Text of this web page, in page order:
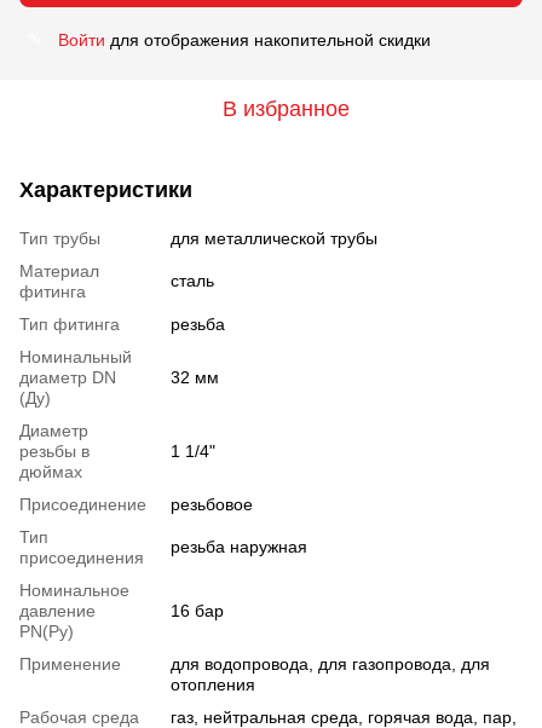
Войти для отображения накопительной скидки
В избранное
Характеристики
Тип трубы
для металлической трубы
Материал
фитинга
сталь
Тип фитинга
резьба
Номинальный
диаметр DN
(Ду)
32 мм
Диаметр
резьбы в
дюймах
1 1/4"
Присоединение
резьбовое
Тип
присоединения
резьба наружная
Номинальное
давление
PN(Ру)
16 бар
Применение
для водопровода, для газопровода, для
отопления
Рабочая среда
газ, нейтральная среда, горячая вода, пар,